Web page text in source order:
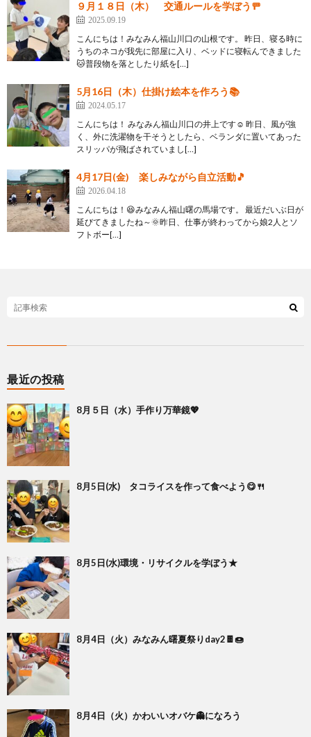
９月１８日（木） 交通ルールを学ぼう🚥
2025.09.19
こんにちは！みなみん福山川口の山根です。 昨日、寝る時に
うちのネコが我先に部屋に入り、ベッドに寝転んできました
🐱普段物を落としたり紙を[…]
5月16日（木）仕掛け絵本を作ろう📚
2024.05.17
こんにちは！ みなみん福山川口の井上です☺ 昨日、風が強
く、外に洗濯物を干そうとしたら、ベランダに置いてあった
スリッパが飛ばされていまし[…]
4月17日(金) 楽しみながら自立活動🎵
2026.04.18
こんにちは！😆みなみん福山曙の馬場です。 最近だいぶ日が
延びてきましたね～🌞昨日、仕事が終わってから娘2人とソ
フトボー[…]
最近の投稿
8月５日（水）手作り万華鏡💖
8月5日(水) タコライスを作って食べよう😋🍴
8月5日(水)環境・リサイクルを学ぼう★
8月4日（火）みなみん曙夏祭りday2🍫🍩
8月4日（火）かわいいオバケ👻になろう